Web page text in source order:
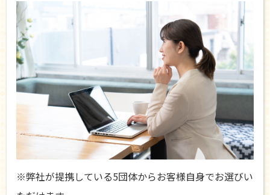
※弊社が提携している5団体からお客様自身でお選びい